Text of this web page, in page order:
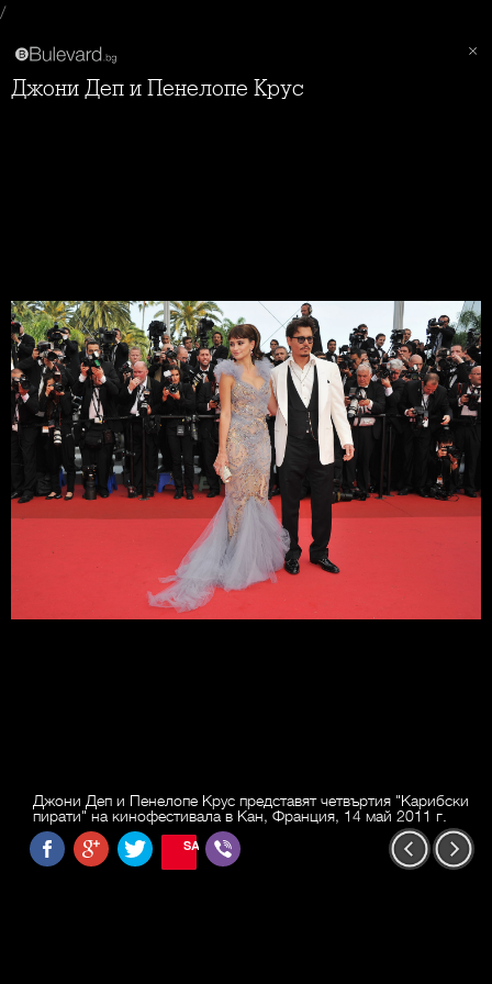
/
Джони Деп и Пенелопе Крус
Джони Деп и Пенелопе Крус представят четвъртия "Карибски
пирати" на кинофестивала в Кан, Франция, 14 май 2011 г.
SAVE